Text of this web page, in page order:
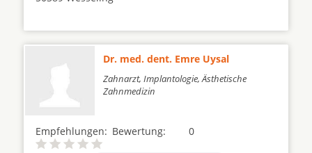
Dr. med. dent. Emre Uysal
Zahnarzt, Implantologie, Ästhetische
Zahnmedizin
Empfehlungen: 0
Bewertung: